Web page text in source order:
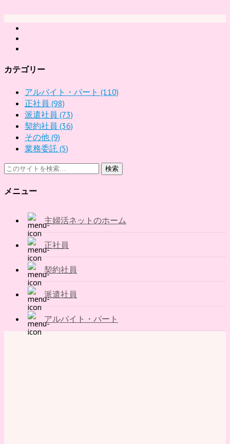
カテゴリー
アルバイト・パート (110)
正社員 (98)
派遣社員 (73)
契約社員 (36)
その他 (9)
業務委託 (5)
検索
メニュー
主婦活ネットのホーム
正社員
契約社員
派遣社員
アルバイト・パート